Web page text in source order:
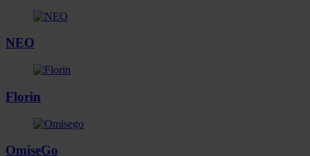
NEO
Florin
OmiseGo